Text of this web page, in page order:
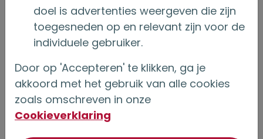
doel is advertenties weergeven die zijn
toegesneden op en relevant zijn voor de
individuele gebruiker.
Door op 'Accepteren' te klikken, ga je
akkoord met het gebruik van alle cookies
zoals omschreven in onze
Cookieverklaring